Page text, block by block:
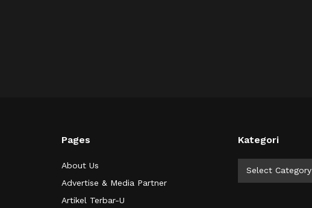
Pages
About Us
Advertise & Media Partner
Artikel Terbar-U
Kategori
Select Category